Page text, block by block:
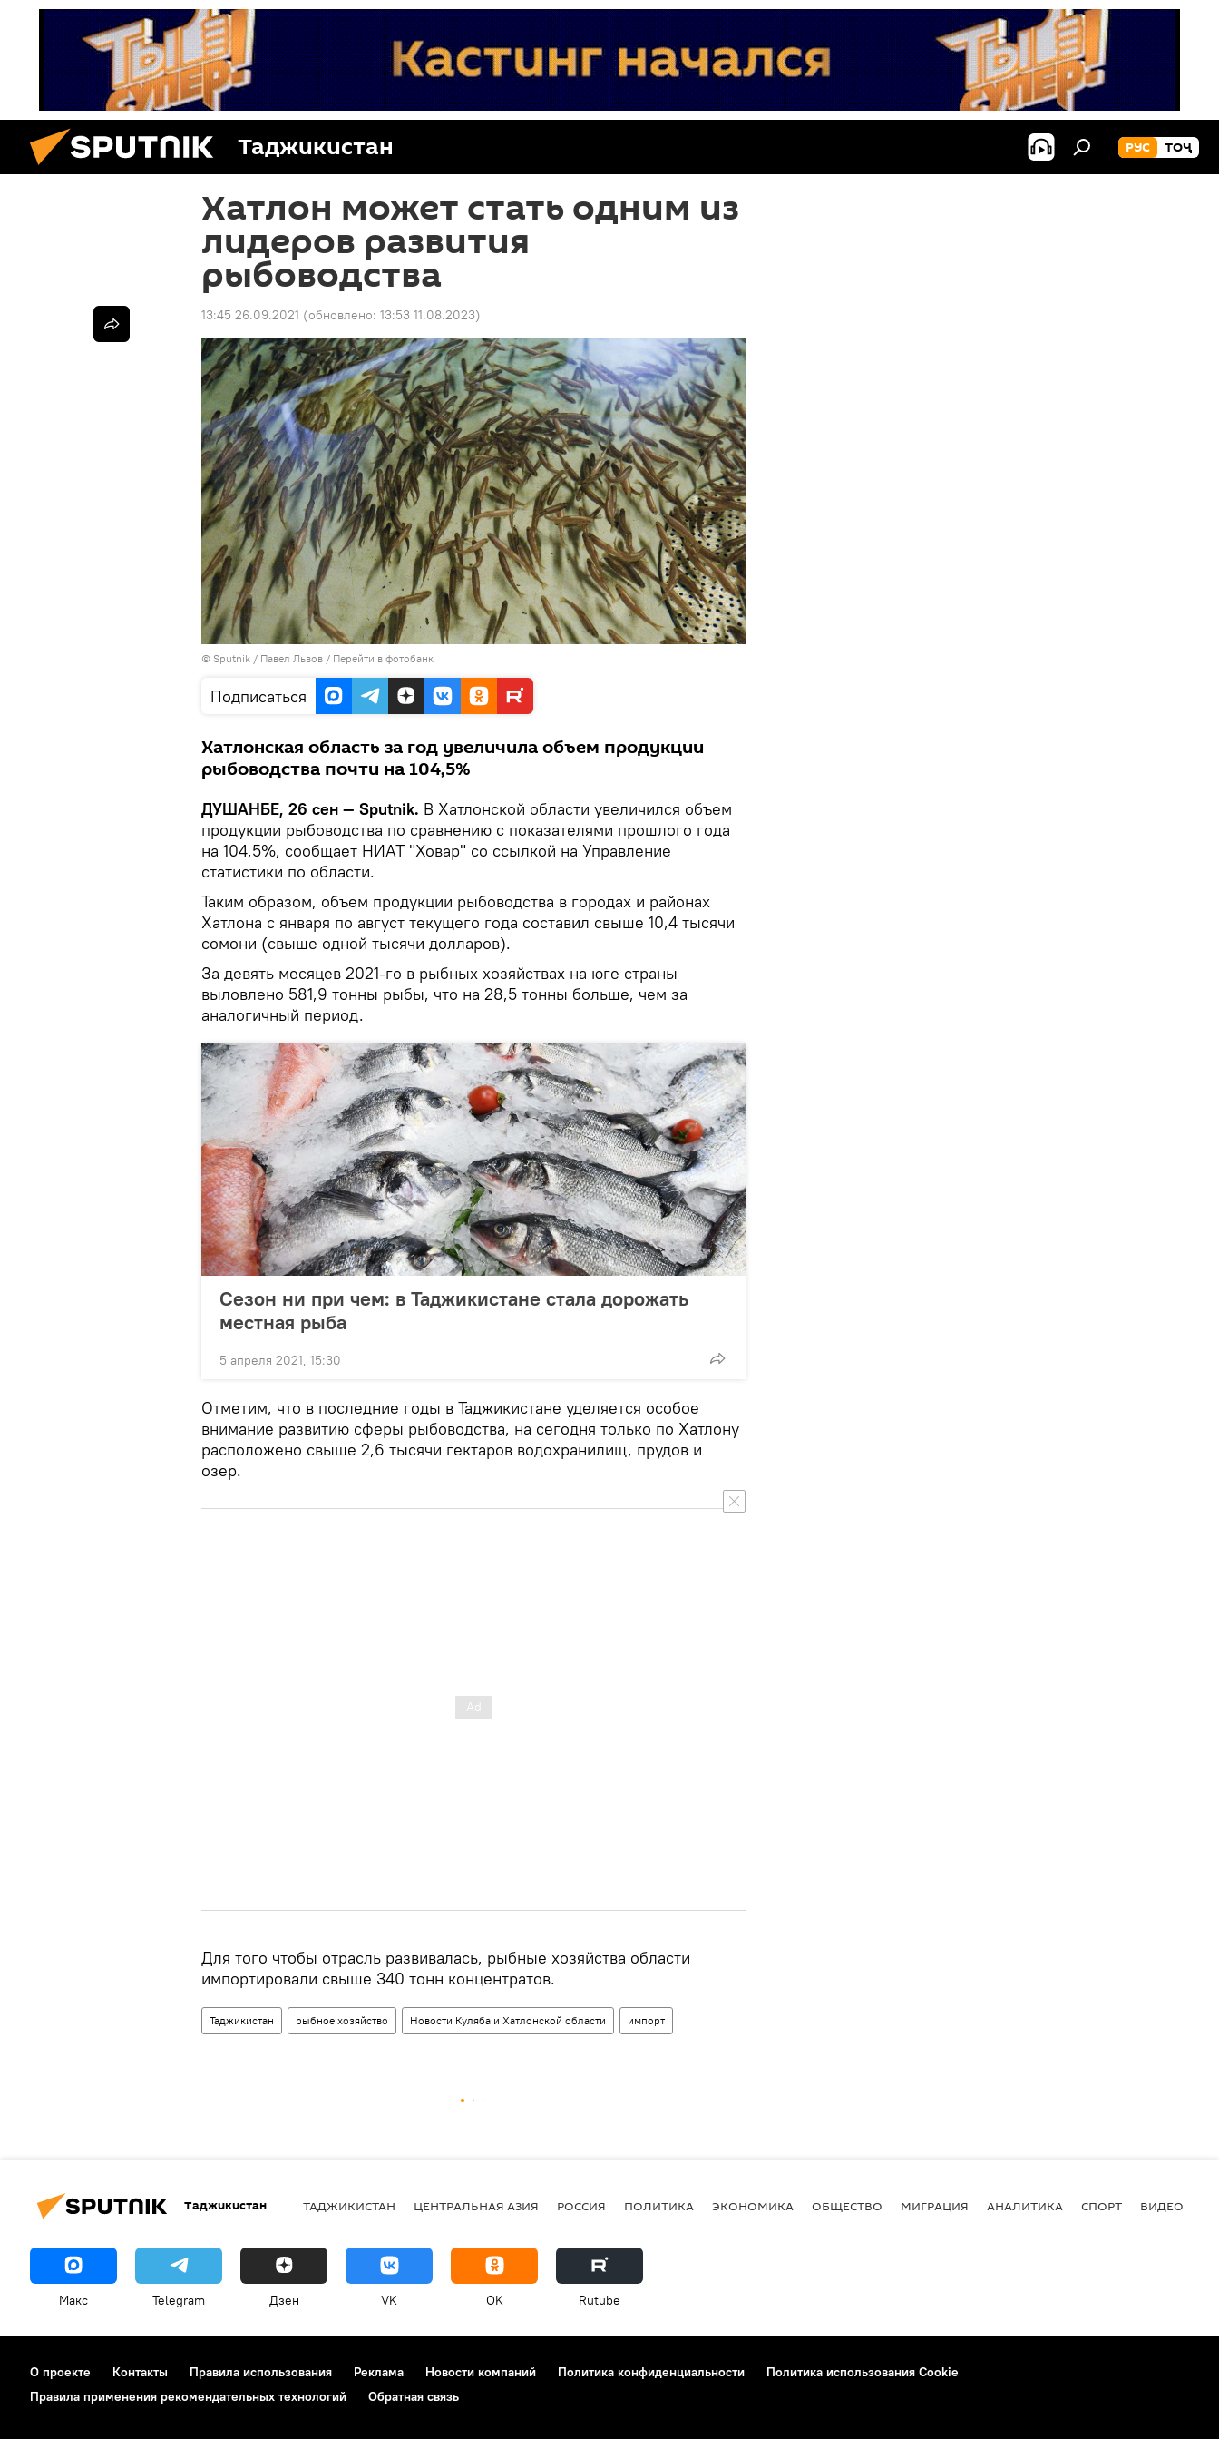
Таджикистан РУС ТОҶ
Хатлон может стать одним из
лидеров развития
рыбоводства
13:45 26.09.2021 (обновлено: 13:53 11.08.2023)
© Sputnik / Павел Львов / Перейти в фотобанк
Подписаться
Хатлонская область за год увеличила объем продукции
рыбоводства почти на 104,5%
ДУШАНБЕ, 26 сен — Sputnik. В Хатлонской области увеличился объем
продукции рыбоводства по сравнению с показателями прошлого года
на 104,5%, сообщает НИАТ "Ховар" со ссылкой на Управление
статистики по области.
Таким образом, объем продукции рыбоводства в городах и районах
Хатлона с января по август текущего года составил свыше 10,4 тысячи
сомони (свыше одной тысячи долларов).
За девять месяцев 2021-го в рыбных хозяйствах на юге страны
выловлено 581,9 тонны рыбы, что на 28,5 тонны больше, чем за
аналогичный период.
Сезон ни при чем: в Таджикистане стала дорожать
местная рыба
5 апреля 2021, 15:30
Отметим, что в последние годы в Таджикистане уделяется особое
внимание развитию сферы рыбоводства, на сегодня только по Хатлону
расположено свыше 2,6 тысячи гектаров водохранилищ, прудов и
озер.
Для того чтобы отрасль развивалась, рыбные хозяйства области
импортировали свыше 340 тонн концентратов.
Таджикистан рыбное хозяйство Новости Куляба и Хатлонской области импорт
Таджикистан ТАДЖИКИСТАН ЦЕНТРАЛЬНАЯ АЗИЯ РОССИЯ ПОЛИТИКА ЭКОНОМИКА ОБЩЕСТВО МИГРАЦИЯ АНАЛИТИКА СПОРТ ВИДЕО
Макс Telegram Дзен VK OK Rutube
О проекте Контакты Правила использования Реклама Новости компаний Политика конфиденциальности
Политика использования Cookie
Правила применения рекомендательных технологий
Обратная связь